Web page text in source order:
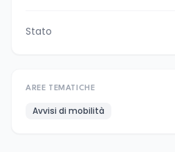
Stato
AREE TEMATICHE
Avvisi di mobilità